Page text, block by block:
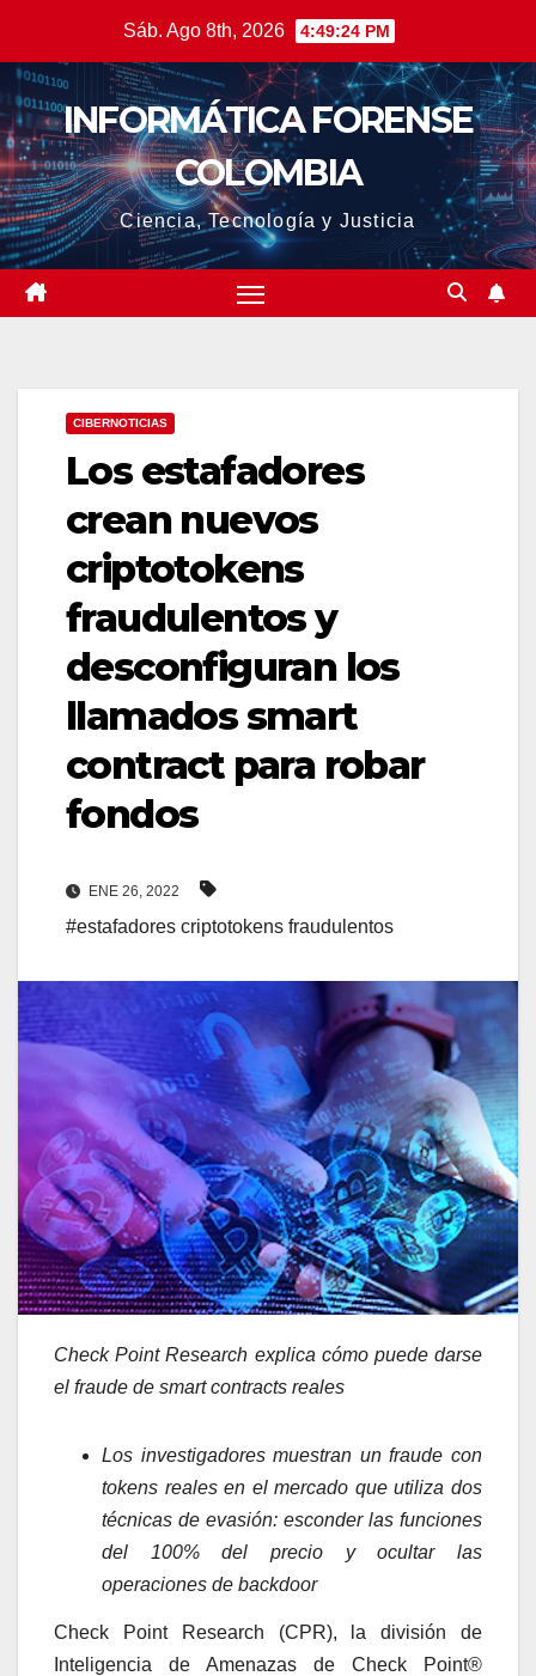
contenido
Sáb. Ago 8th, 2026 4:49:26 PM
INFORMÁTICA FORENSE
COLOMBIA
Ciencia, Tecnología y Justicia
CIBERNOTICIAS
Los estafadores
crean nuevos
criptotokens
fraudulentos y
desconfiguran los
llamados smart
contract para robar
fondos
ENE 26, 2022
#estafadores criptotokens fraudulentos
Check Point Research explica cómo puede darse
el fraude de smart contracts reales
Los investigadores muestran un fraude con
tokens reales en el mercado que utiliza dos
técnicas de evasión: esconder las funciones
del 100% del precio y ocultar las
operaciones de backdoor
Check Point Research (CPR), la división de
Inteligencia de Amenazas de Check Point®